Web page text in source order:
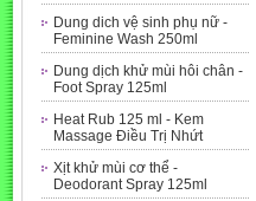
Dung dich vệ sinh phụ nữ -
Feminine Wash 250ml
Dung dịch khử mùi hôi chân -
Foot Spray 125ml
Heat Rub 125 ml - Kem
Massage Điều Trị Nhứt
Xịt khử mùi cơ thể -
Deodorant Spray 125ml